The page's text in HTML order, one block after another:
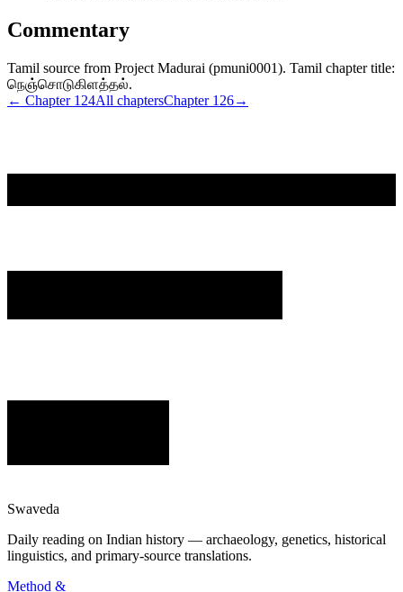
Commentary
Tamil source from Project Madurai (pmuni0001). Tamil chapter title:
நெஞ்சொடுகிளத்தல்.
← Chapter 124All chaptersChapter 126→
Swaveda
Daily reading on Indian history — archaeology, genetics, historical
linguistics, and primary-source translations.
Method &